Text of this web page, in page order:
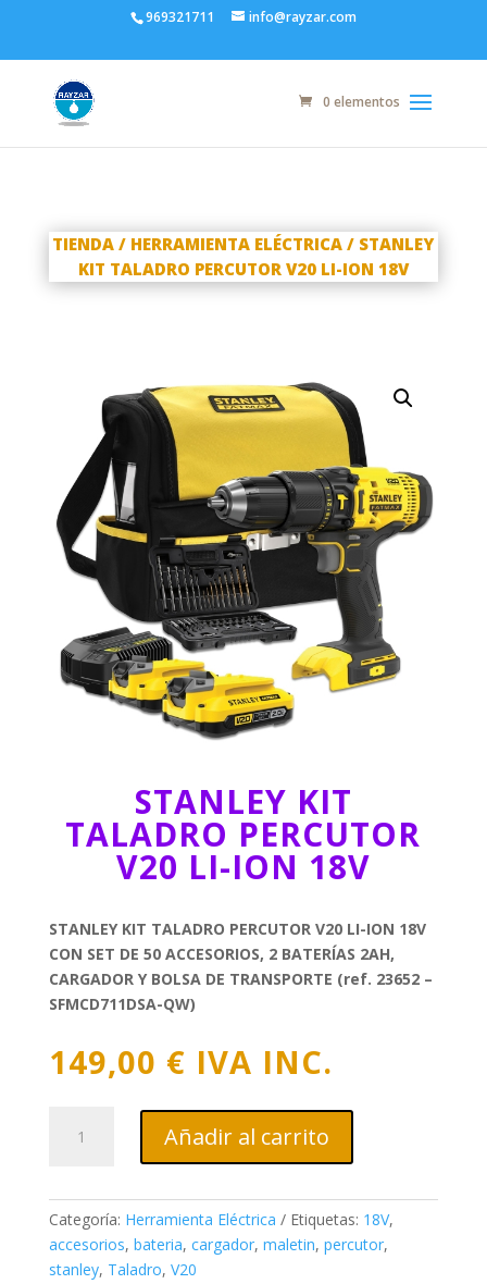
969321711 info@rayzar.com
0 elementos
TIENDA / HERRAMIENTA ELÉCTRICA / STANLEY
KIT TALADRO PERCUTOR V20 LI-ION 18V
STANLEY KIT
TALADRO PERCUTOR
V20 LI-ION 18V
STANLEY KIT TALADRO PERCUTOR V20 LI-ION 18V
CON SET DE 50 ACCESORIOS, 2 BATERÍAS 2AH,
CARGADOR Y BOLSA DE TRANSPORTE (ref. 23652 –
SFMCD711DSA-QW)
149,00 € IVA INC.
V20
LI-
ION
Añadir al carrito
Categoría: Herramienta Eléctrica Etiquetas: 18V,
accesorios, bateria, cargador, maletin, percutor,
stanley, Taladro, V20